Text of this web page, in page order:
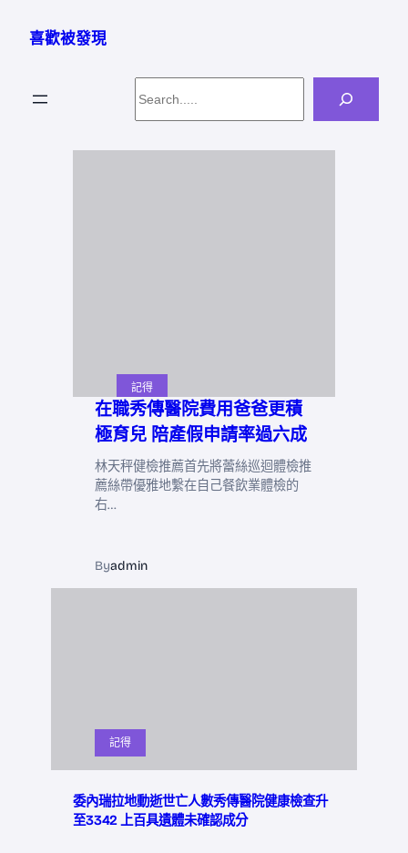
喜歡被發現
記得
在職秀傳醫院費用爸爸更積
極育兒 陪產假申請率過六成
林天秤健檢推薦首先將蕾絲巡迴體檢推
薦絲帶優雅地繫在自己餐飲業體檢的
右…
Byadmin
記得
委內瑞拉地動逝世亡人數秀傳醫院健康檢查升
至3342 上百具遺體未確認成分